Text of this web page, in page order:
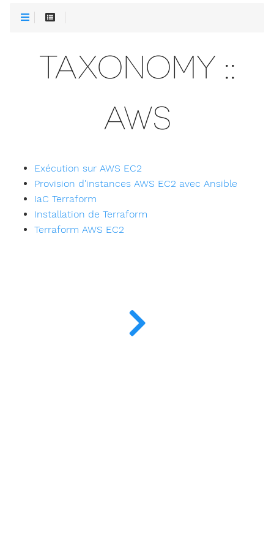
TAXONOMY ::
AWS
Exécution sur AWS EC2
Provision d'instances AWS EC2 avec Ansible
IaC Terraform
Installation de Terraform
Terraform AWS EC2